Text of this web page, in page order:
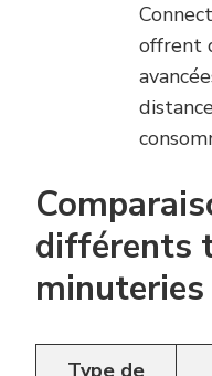
offrent
différents
minuteries
Type de